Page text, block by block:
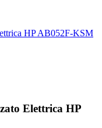
Elettrica HP